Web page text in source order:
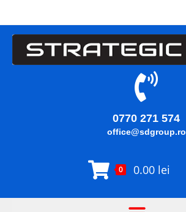
0770 271 574
office@sdgroup.ro
0 0.00 lei